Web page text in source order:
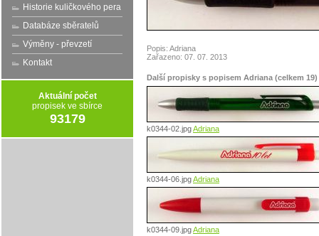
Historie kuličkového pera
Databáze sběratelů
Výměny - převzetí
Kontakt
Aktuální počet
propisek ve sbírce
93179
Popis: Adriana
Zařazeno: 07. 07. 2013
Další propisky s popisem Adriana (celkem 19)
k0344-02.jpgAdriana
k0344-06.jpgAdriana
k0344-09.jpgAdriana